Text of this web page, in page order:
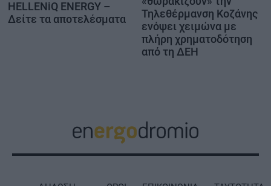
HELLENiQ ENERGY –
Δείτε τα αποτελέσματα
Τηλεθέρμανση Κοζάνης
ενόψει χειμώνα με
πλήρη χρηματοδότηση
από τη ΔΕΗ